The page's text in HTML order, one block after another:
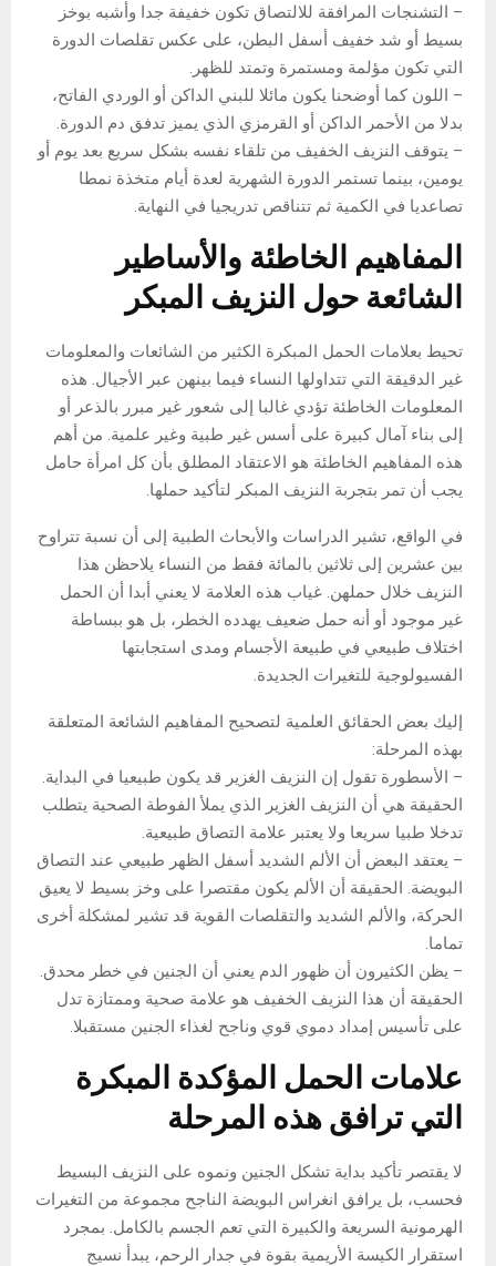
– التشنجات المرافقة للالتصاق تكون خفيفة جدا وأشبه بوخز
بسيط أو شد خفيف أسفل البطن، على عكس تقلصات الدورة
التي تكون مؤلمة ومستمرة وتمتد للظهر.
– اللون كما أوضحنا يكون مائلا للبني الداكن أو الوردي الفاتح،
بدلا من الأحمر الداكن أو القرمزي الذي يميز تدفق دم الدورة.
– يتوقف النزيف الخفيف من تلقاء نفسه بشكل سريع بعد يوم أو
يومين، بينما تستمر الدورة الشهرية لعدة أيام متخذة نمطا
تصاعديا في الكمية ثم تتناقص تدريجيا في النهاية.
المفاهيم الخاطئة والأساطير
الشائعة حول النزيف المبكر
تحيط بعلامات الحمل المبكرة الكثير من الشائعات والمعلومات
غير الدقيقة التي تتداولها النساء فيما بينهن عبر الأجيال. هذه
المعلومات الخاطئة تؤدي غالبا إلى شعور غير مبرر بالذعر أو
إلى بناء آمال كبيرة على أسس غير طبية وغير علمية. من أهم
هذه المفاهيم الخاطئة هو الاعتقاد المطلق بأن كل امرأة حامل
يجب أن تمر بتجربة النزيف المبكر لتأكيد حملها.
في الواقع، تشير الدراسات والأبحاث الطبية إلى أن نسبة تتراوح
بين عشرين إلى ثلاثين بالمائة فقط من النساء يلاحظن هذا
النزيف خلال حملهن. غياب هذه العلامة لا يعني أبدا أن الحمل
غير موجود أو أنه حمل ضعيف يهدده الخطر، بل هو ببساطة
اختلاف طبيعي في طبيعة الأجسام ومدى استجابتها
الفسيولوجية للتغيرات الجديدة.
إليك بعض الحقائق العلمية لتصحيح المفاهيم الشائعة المتعلقة
بهذه المرحلة:
– الأسطورة تقول إن النزيف الغزير قد يكون طبيعيا في البداية.
الحقيقة هي أن النزيف الغزير الذي يملأ الفوطة الصحية يتطلب
تدخلا طبيا سريعا ولا يعتبر علامة التصاق طبيعية.
– يعتقد البعض أن الألم الشديد أسفل الظهر طبيعي عند التصاق
البويضة. الحقيقة أن الألم يكون مقتصرا على وخز بسيط لا يعيق
الحركة، والألم الشديد والتقلصات القوية قد تشير لمشكلة أخرى
تماما.
– يظن الكثيرون أن ظهور الدم يعني أن الجنين في خطر محدق.
الحقيقة أن هذا النزيف الخفيف هو علامة صحية وممتازة تدل
على تأسيس إمداد دموي قوي وناجح لغذاء الجنين مستقبلا.
علامات الحمل المؤكدة المبكرة
التي ترافق هذه المرحلة
لا يقتصر تأكيد بداية تشكل الجنين ونموه على النزيف البسيط
فحسب، بل يرافق انغراس البويضة الناجح مجموعة من التغيرات
الهرمونية السريعة والكبيرة التي تعم الجسم بالكامل. بمجرد
استقرار الكيسة الأريمية بقوة في جدار الرحم، يبدأ نسيج